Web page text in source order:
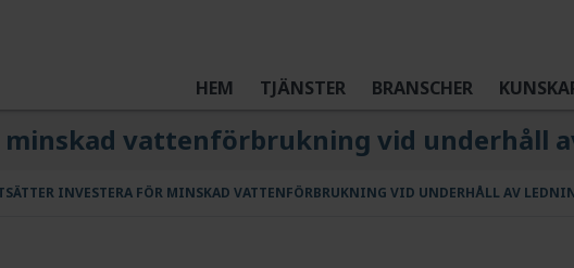
HEM TJÄNSTER BRANSCHER
vattenförbrukning vid underhåll
INVESTERA FÖR MINSKAD VATTENFÖRBRUKNING VID UNDERHÅLL AV